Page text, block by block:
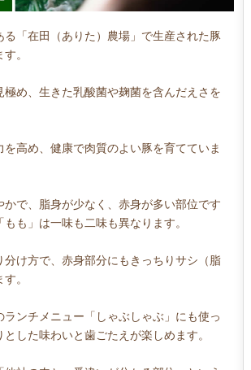
る「在田（ありた）農場」で生産された豚
。
極め、生きた乳酸菌や麹菌を含んだえさを
を高め、健康で肉質のよい豚を育てていま
かで、脂身が少なく、赤身が多い部位です
も」は一味も二味も異なります。
分け方で、赤身部分にもきっちりサシ（脂
。
ランチメニュー「しゃぶしゃぶ」にも使っ
した味わいと歯ごたえが楽しめます。